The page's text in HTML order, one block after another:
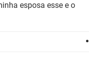
esposa esse e o